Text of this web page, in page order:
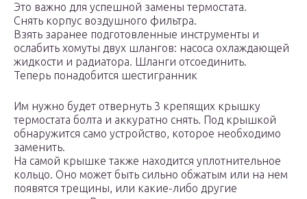
Это важно для успешной замены термостата.
Снять корпус воздушного фильтра.
Взять заранее подготовленные инструменты и
ослабить хомуты двух шлангов: насоса охлаждающей
жидкости и радиатора. Шланги отсоединить.
Теперь понадобится шестигранник
Им нужно будет отвернуть 3 крепящих крышку
термостата болта и аккуратно снять. Под крышкой
обнаружится само устройство, которое необходимо
заменить.
На самой крышке также находится уплотнительное
кольцо. Оно может быть сильно обжатым или на нем
появятся трещины, или какие-либо другие